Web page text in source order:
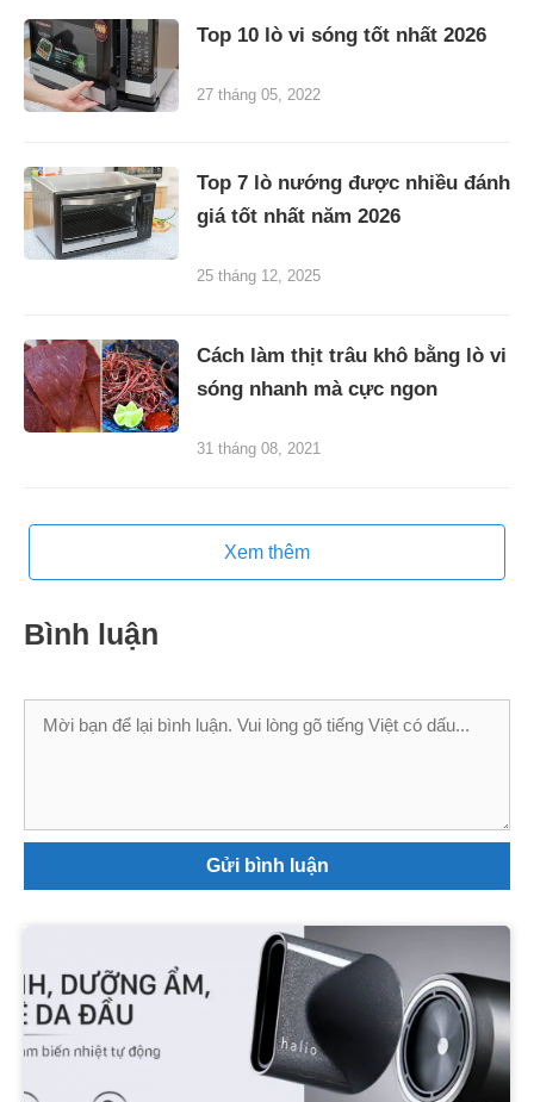
Top 10 lò vi sóng tốt nhất 2026
27 tháng 05, 2022
Top 7 lò nướng được nhiều đánh
giá tốt nhất năm 2026
25 tháng 12, 2025
Cách làm thịt trâu khô bằng lò vi
sóng nhanh mà cực ngon
31 tháng 08, 2021
Xem thêm
Bình luận
Bình